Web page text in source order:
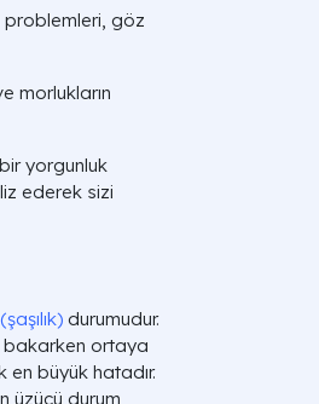
problemleri, göz
morlukların
yorgunluk
ederek sizi
(şaşılık) durumudur.
bakarken ortaya
en büyük hatadır.
üzücü durum,